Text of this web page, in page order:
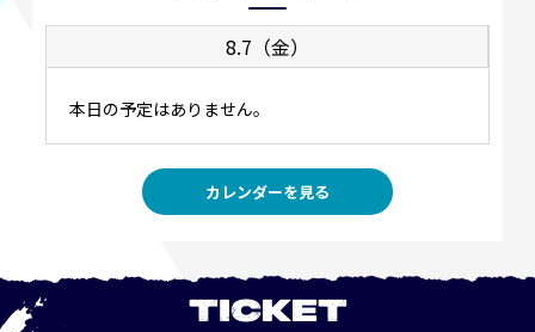
8.7（金）
本日の予定はありません。
カレンダーを見る
TICKET